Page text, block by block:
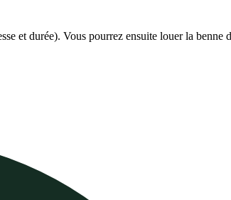
et durée). Vous pourrez ensuite louer la benne